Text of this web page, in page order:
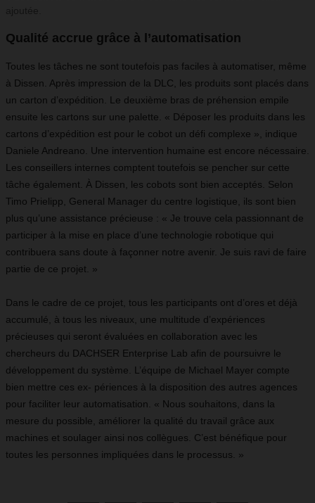
Qualité accrue grâce à l’automatisation
Toutes les tâches ne sont toutefois pas faciles à automatiser, même
à Dissen. Après impression de la DLC, les produits sont placés dans
un carton d’expédition. Le deuxième bras de préhension empile
ensuite les cartons sur une palette. « Déposer les produits dans les
cartons d’expédition est pour le cobot un défi complexe », indique
Daniele Andreano. Une intervention humaine est encore nécessaire.
Les conseillers internes comptent toutefois se pencher sur cette
tâche également. À Dissen, les cobots sont bien acceptés. Selon
Timo Prielipp, General Manager du centre logistique, ils sont bien
plus qu’une assistance précieuse : « Je trouve cela passionnant de
participer à la mise en place d’une technologie robotique qui
contribuera sans doute à façonner notre avenir. Je suis ravi de faire
partie de ce projet. »
Dans le cadre de ce projet, tous les participants ont d’ores et déjà
accumulé, à tous les niveaux, une multitude d’expériences
précieuses qui seront évaluées en collaboration avec les
chercheurs du DACHSER Enterprise Lab afin de poursuivre le
développement du système. L’équipe de Michael Mayer compte
bien mettre ces ex- périences à la disposition des autres agences
pour faciliter leur automatisation. « Nous souhaitons, dans la
mesure du possible, améliorer la qualité du travail grâce aux
machines et soulager ainsi nos collègues. C’est bénéfique pour
toutes les personnes impliquées dans le processus. »